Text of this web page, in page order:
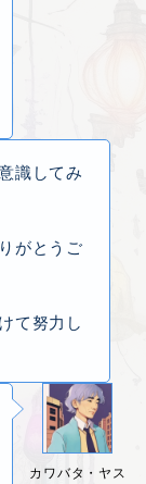
識してみ
がとうご
て努力し
カワバタ・ヤス